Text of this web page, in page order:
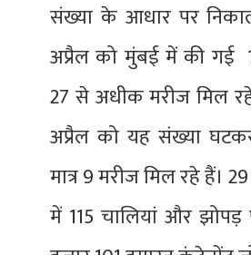
संख्या के आधार पर
अप्रैल को मुंबई में की गई
27 से अधीक मरीज मिल
अप्रैल को यह संख्या
मात्र 9 मरीज मिल रहे हैं।
में 115 चालियां और झोपड़